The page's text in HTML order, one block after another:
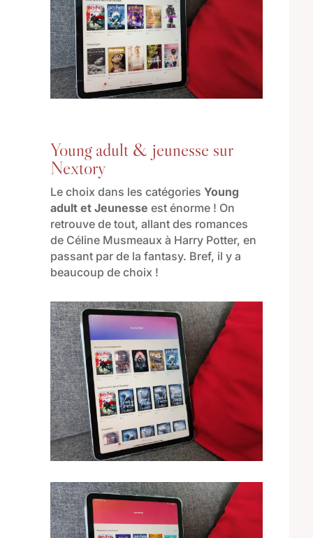
Young adult & jeunesse sur
Nextory
Le choix dans les catégories Young
adult et Jeunesse est énorme ! On
retrouve de tout, allant des romances
de Céline Musmeaux à Harry Potter, en
passant par de la fantasy. Bref, il y a
beaucoup de choix !